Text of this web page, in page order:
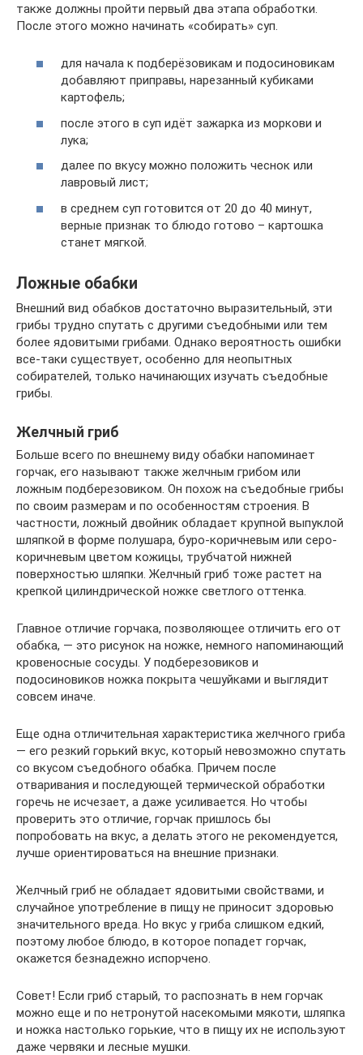
также должны пройти первый два этапа обработки.
После этого можно начинать «собирать» суп.
для начала к подберёзовикам и подосиновикам
добавляют приправы, нарезанный кубиками
картофель;
после этого в суп идёт зажарка из моркови и
лука;
далее по вкусу можно положить чеснок или
лавровый лист;
в среднем суп готовится от 20 до 40 минут,
верные признак то блюдо готово – картошка
станет мягкой.
Ложные обабки
Внешний вид обабков достаточно выразительный, эти
грибы трудно спутать с другими съедобными или тем
более ядовитыми грибами. Однако вероятность ошибки
все-таки существует, особенно для неопытных
собирателей, только начинающих изучать съедобные
грибы.
Желчный гриб
Больше всего по внешнему виду обабки напоминает
горчак, его называют также желчным грибом или
ложным подберезовиком. Он похож на съедобные грибы
по своим размерам и по особенностям строения. В
частности, ложный двойник обладает крупной выпуклой
шляпкой в форме полушара, буро-коричневым или серо-
коричневым цветом кожицы, трубчатой нижней
поверхностью шляпки. Желчный гриб тоже растет на
крепкой цилиндрической ножке светлого оттенка.
Главное отличие горчака, позволяющее отличить его от
обабка, — это рисунок на ножке, немного напоминающий
кровеносные сосуды. У подберезовиков и
подосиновиков ножка покрыта чешуйками и выглядит
совсем иначе.
Еще одна отличительная характеристика желчного гриба
— его резкий горький вкус, который невозможно спутать
со вкусом съедобного обабка. Причем после
отваривания и последующей термической обработки
горечь не исчезает, а даже усиливается. Но чтобы
проверить это отличие, горчак пришлось бы
попробовать на вкус, а делать этого не рекомендуется,
лучше ориентироваться на внешние признаки.
Желчный гриб не обладает ядовитыми свойствами, и
случайное употребление в пищу не приносит здоровью
значительного вреда. Но вкус у гриба слишком едкий,
поэтому любое блюдо, в которое попадет горчак,
окажется безнадежно испорчено.
Совет! Если гриб старый, то распознать в нем горчак
можно еще и по нетронутой насекомыми мякоти, шляпка
и ножка настолько горькие, что в пищу их не используют
даже червяки и лесные мушки.